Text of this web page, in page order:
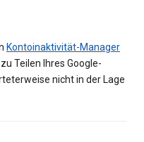
Kontoinaktivität-Manager
Teilen Ihres Google-
nicht in der Lage